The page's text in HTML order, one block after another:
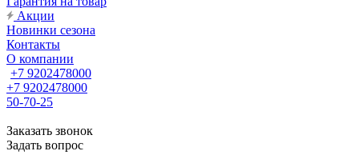
Акции
Новинки сезона
Контакты
О компании
+7 9202478000
+7 9202478000
50-70-25
Заказать звонок
Задать вопрос